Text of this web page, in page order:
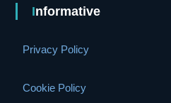
Informative
Privacy Policy
Cookie Policy